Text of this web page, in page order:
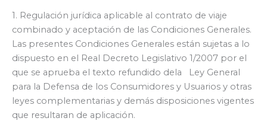
1. Regulación jurídica aplicable al contrato de viaje
combinado y aceptación de las Condiciones Generales.
Las presentes Condiciones Generales están sujetas a lo
dispuesto en el Real Decreto Legislativo 1/2007 por el
que se aprueba el texto refundido dela Ley General
para la Defensa de los Consumidores y Usuarios y otras
leyes complementarias y demás disposiciones vigentes
que resultaran de aplicación.